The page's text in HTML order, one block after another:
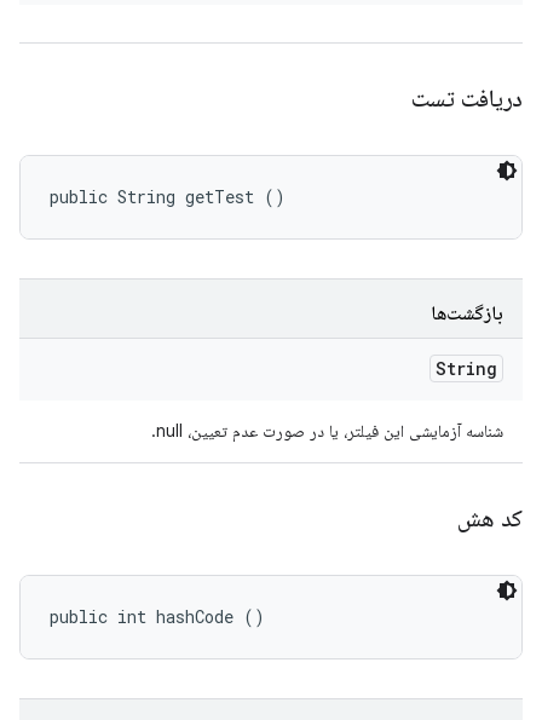
دریافت تست
public String getTest ()
بازگشت‌ها
String
شناسه آزمایشی این فیلتر، یا در صورت عدم تعیین، null.
کد هش
public int hashCode ()